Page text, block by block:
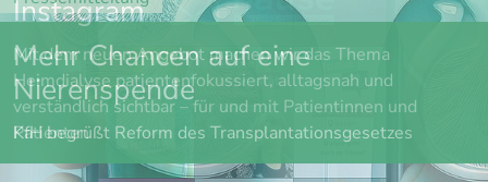
Instagram
Mit dem neuen Angebot machen wir das Thema
Heimdialyse patientenfokussiert, alltagsnah und
verständlich sichtbar – für und mit Patientinnen und
Patienten
Mehr Chancen auf eine
Nierenspende
KfH begrüßt Reform des Transplantationsgesetzes
trifft...
... entsteht ein außergewöhnlicher Event:
Sounds & Science in Leipzig | Johann Sebastian Bach's
faszinierende Welt der Zahlenmystik in der Musik und
spannende Bezüge zur Medizin.